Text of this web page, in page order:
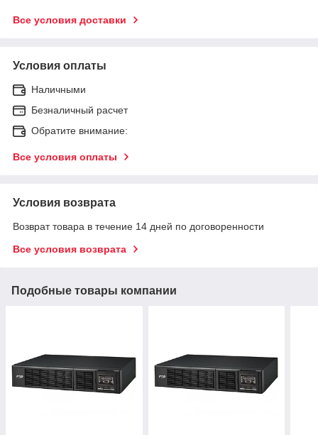
Все условия доставки
Условия оплаты
Наличными
Безналичный расчет
Обратите внимание:
Все условия оплаты
Условия возврата
Возврат товара в течение 14 дней по договоренности
Все условия возврата
Подобные товары компании